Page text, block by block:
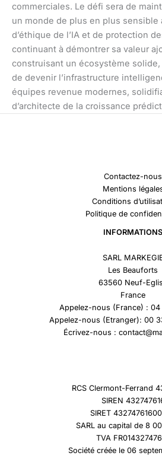
commerciales. Le défi sera de
un monde de plus en plus sensible
d’éthique de l’IA et de protection
continuant à démontrer sa valeur
construisant un écosystème
de devenir l’infrastructure
équipes revenue modernes,
d’architecte de la croissance
Contactez-nous
Mentions
Conditions
Politique de
INFORMATIONS
SARL
Les Beauforts
63560 Neuf-
France
Appelez-nous (France) :
Appelez-nous (Etranger): 00
Écrivez-nous :
RCS Clermont-Ferrand
SIREN
SIRET
SARL au capital de 8
TVA
Société créée le 06